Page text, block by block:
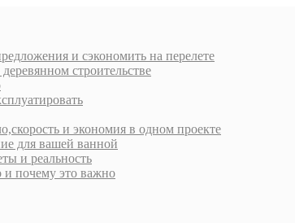
и сэкономить на перелете
строительстве
и экономия в одном проекте
для вашей ванной
и реальность
и почему это важно